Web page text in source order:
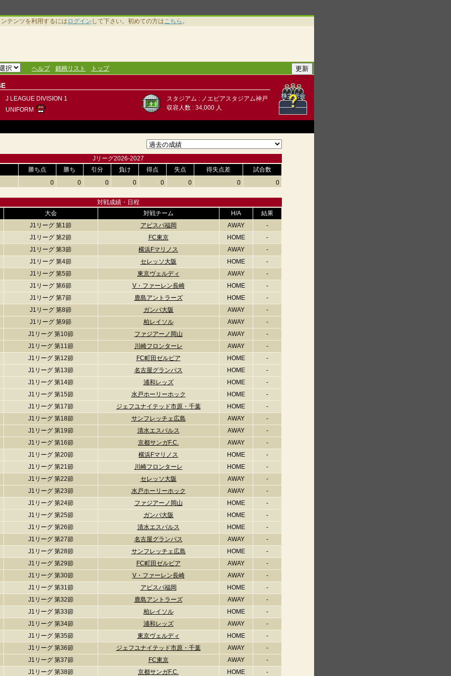
テンツを利用するには ログイン して下さい。初めての方はこちら 。
ヘルプ 銘柄リスト トップ
J LEAGUE DIVISION 1
UNIFORM
スタジアム : ノエビアスタジアム神戸
収容人数 : 34,000 人
Jリーグ2026-2027
勝ち点
勝ち 引分 負け 得点 失点 得失点差
試合数
0
0 0 0 0 0 0 0
対戦成績・日程
大会
対戦チーム H/A
結果
J1リーグ 第1節
アビスパ福岡 AWAY
-
J1リーグ 第2節
FC東京 HOME
-
J1リーグ 第3節
横浜Fマリノス AWAY
-
J1リーグ 第4節
セレッソ大阪 HOME
-
J1リーグ 第5節
東京ヴェルディ AWAY
-
J1リーグ 第6節
V・ファーレン長崎 HOME
-
J1リーグ 第7節
鹿島アントラーズ HOME
-
J1リーグ 第8節
ガンバ大阪 AWAY
-
J1リーグ 第9節
柏レイソル AWAY
-
J1リーグ 第10節
ファジアーノ岡山 AWAY
-
J1リーグ 第11節
川崎フロンターレ AWAY
-
J1リーグ 第12節
FC町田ゼルビア HOME
-
J1リーグ 第13節
名古屋グランパス HOME
-
J1リーグ 第14節
浦和レッズ HOME
-
J1リーグ 第15節
水戸ホーリーホック HOME
-
J1リーグ 第17節
ジェフユナイテッド市原・千葉 HOME
-
J1リーグ 第18節
サンフレッチェ広島 AWAY
-
J1リーグ 第19節
清水エスパルス AWAY
-
J1リーグ 第16節
京都サンガF.C. AWAY
-
J1リーグ 第20節
横浜Fマリノス HOME
-
J1リーグ 第21節
川崎フロンターレ HOME
-
J1リーグ 第22節
セレッソ大阪 AWAY
-
J1リーグ 第23節
水戸ホーリーホック AWAY
-
J1リーグ 第24節
ファジアーノ岡山 HOME
-
J1リーグ 第25節
ガンバ大阪 HOME
-
J1リーグ 第26節
清水エスパルス HOME
-
J1リーグ 第27節
名古屋グランパス AWAY
-
J1リーグ 第28節
サンフレッチェ広島 HOME
-
J1リーグ 第29節
FC町田ゼルビア AWAY
-
J1リーグ 第30節
V・ファーレン長崎 AWAY
-
J1リーグ 第31節
アビスパ福岡 HOME
-
J1リーグ 第32節
鹿島アントラーズ AWAY
-
J1リーグ 第33節
柏レイソル HOME
-
J1リーグ 第34節
浦和レッズ AWAY
-
J1リーグ 第35節
東京ヴェルディ HOME
-
J1リーグ 第36節
ジェフユナイテッド市原・千葉 AWAY
-
J1リーグ 第37節
FC東京 AWAY
-
J1リーグ 第38節
京都サンガF.C. HOME -